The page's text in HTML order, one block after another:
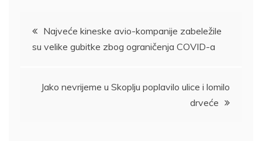
Kretanje
članka
Najveće kineske avio-kompanije zabeležile
su velike gubitke zbog ograničenja COVID-a
Jako nevrijeme u Skoplju poplavilo ulice i lomilo
drveće